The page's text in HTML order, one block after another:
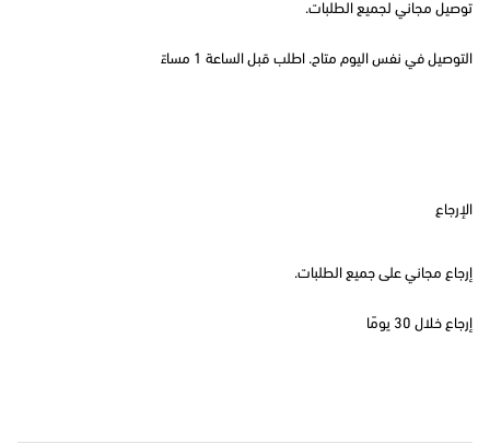
توصيل مجاني لجميع الطلبات.
التوصيل في نفس اليوم متاح. اطلب قبل الساعة 1 مساءً
الإرجاع
إرجاع مجاني على جميع الطلبات.
إرجاع خلال 30 يومًا